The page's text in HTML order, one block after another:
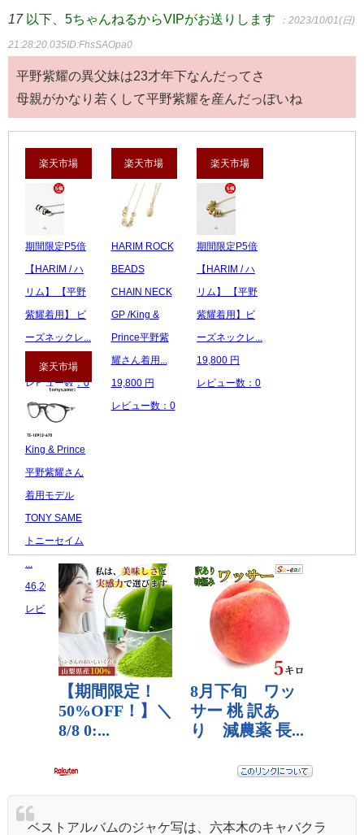
17 以下、5ちゃんねるからVIPがお送りします ：2023/10/01(日)
21:28:20.035ID:FhsSAOpa0
平野紫耀の異父妹は23才年下なんだってさ
母親がかなり若くして平野紫耀を産んだっぽいね
楽天市場
期間限定P5倍
【HARIM / ハ
リム】 【平野
紫耀着用】 ビ
ーズネックレ...
18,700 円
レビュー数：0
楽天市場
HARIM ROCK
BEADS
CHAIN NECK
GP /King &
Prince平野紫
耀さん着用...
19,800 円
レビュー数：0
楽天市場
期間限定P5倍
【HARIM / ハ
リム】 【平野
紫耀着用】ビ
ーズネックレ...
19,800 円
レビュー数：0
楽天市場
King & Prince
平野紫耀さん
着用モデル
TONY SAME
トニーセイム
46,200 円
レビュー数：0
ベストアルバムのジャケ写は、六本木のキャバクラ